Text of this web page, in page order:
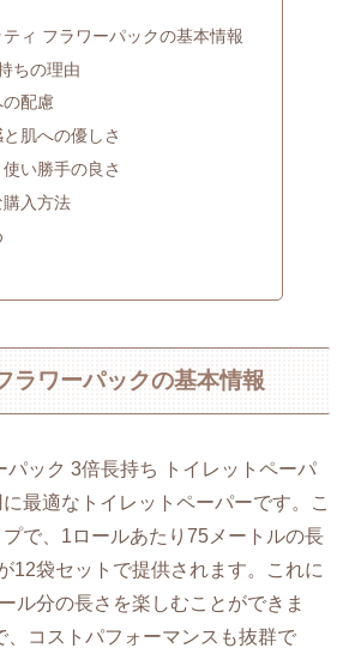
ィ フラワーパックの基本情報
ちの理由
配慮
肌への優しさ
い勝手の良さ
入方法
ラワーパックの基本情報
パック 3倍長持ち トイレットペーパ
最適なトイレットペーパーです。こ
で、1ロールあたり75メートルの長
12袋セットで提供されます。これに
ル分の長さを楽しむことができま
、コストパフォーマンスも抜群で